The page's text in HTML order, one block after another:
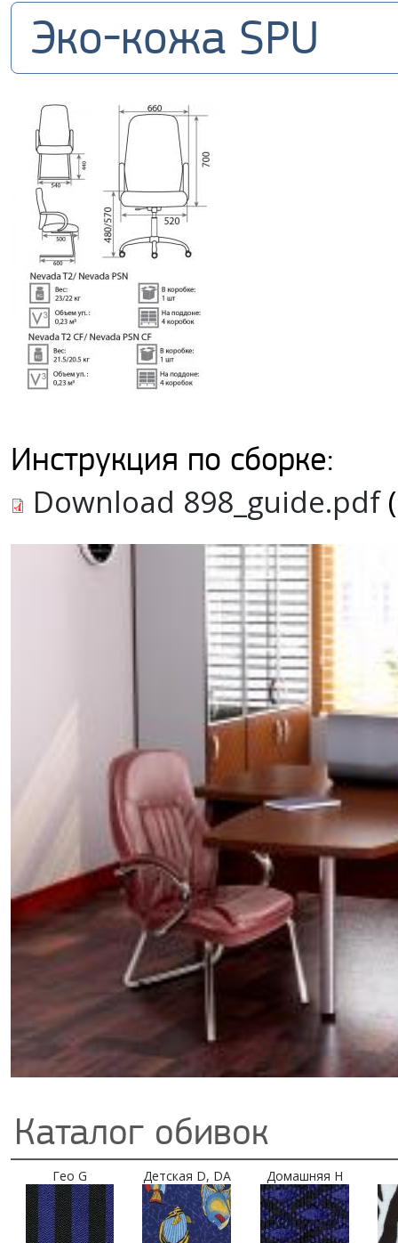
Эко-кожа SPU
Инструкция по сборке:
Download 898_guide.pdf
Каталог обивок
Гео G Детская D, DA Домашняя H